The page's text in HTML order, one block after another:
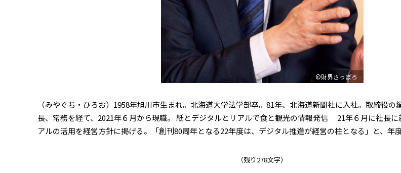
©財界さっぽろ
（みやぐち・ひろお）1958年旭川市生まれ。北海道大学法学部卒。81年、北海道新聞社に入社。取締役の
長、常務を経て、2021年６月から現職。 紙とデジタルとリアルで食と観光の情報発信 21年６月に社長に
アルの活用を経営方針に掲げる。「創刊80周年となる22年度は、デジタル推進が経営の柱となる」と、年
（残り278文字）